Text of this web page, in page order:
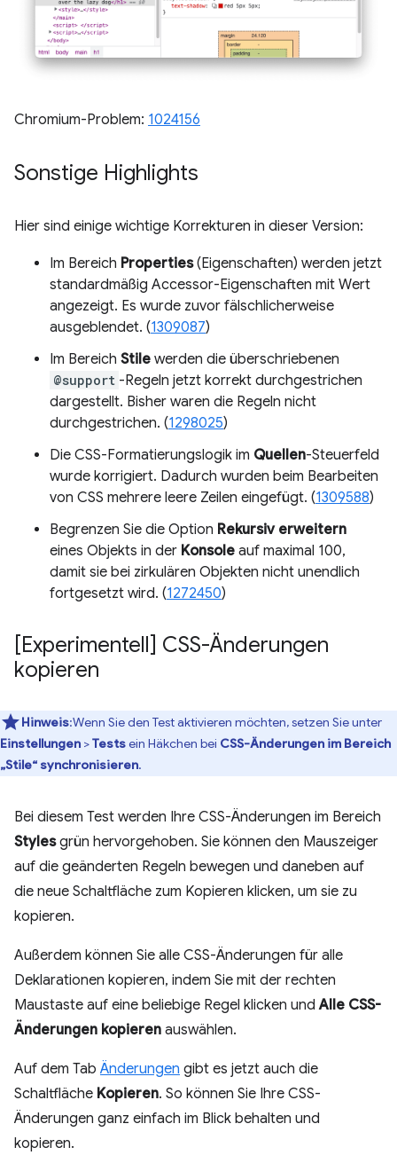
Chromium-Problem: 1024156
Sonstige Highlights
Hier sind einige wichtige Korrekturen in dieser Version:
Im Bereich Properties(Eigenschaften) werden jetzt
standardmäßig Accessor-Eigenschaften mit Wert
angezeigt. Es wurde zuvor fälschlicherweise
ausgeblendet. (1309087)
Im Bereich Stile werden die überschriebenen
@support -Regeln jetzt korrekt durchgestrichen
dargestellt. Bisher waren die Regeln nicht
durchgestrichen. (1298025)
Die CSS-Formatierungslogik im Quellen-Steuerfeld
wurde korrigiert. Dadurch wurden beim Bearbeiten
von CSS mehrere leere Zeilen eingefügt. (1309588)
Begrenzen Sie die Option Rekursiv erweitern
eines Objekts in der Konsole auf maximal 100,
damit sie bei zirkulären Objekten nicht unendlich
fortgesetzt wird. (1272450)
[Experimentell] CSS-Änderungen
kopieren
Hinweis:Wenn Sie den Test aktivieren möchten, setzen Sie unter
Einstellungen >Testsein Häkchen bei CSS-Änderungen im Bereich
„Stile“ synchronisieren.
Bei diesem Test werden Ihre CSS-Änderungen im Bereich
Stylesgrün hervorgehoben. Sie können den Mauszeiger
auf die geänderten Regeln bewegen und daneben auf
die neue Schaltfläche zum Kopieren klicken, um sie zu
kopieren.
Außerdem können Sie alle CSS-Änderungen für alle
Deklarationen kopieren, indem Sie mit der rechten
Maustaste auf eine beliebige Regel klicken undAlle CSS-
Änderungen kopieren auswählen.
Auf dem Tab Änderungen gibt es jetzt auch die
Schaltfläche Kopieren. So können Sie Ihre CSS-
Änderungen ganz einfach im Blick behalten und
kopieren.